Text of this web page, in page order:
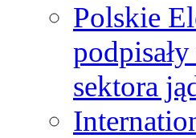
Polskie
sektora